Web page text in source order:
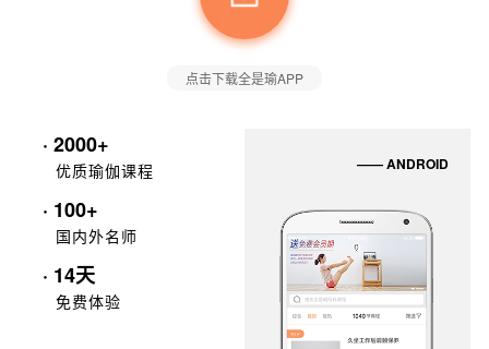
点击下载全是瑜APP
· 2000+
优质瑜伽课程
· 100+
国内外名师
· 14天
免费体验
—— ANDROID